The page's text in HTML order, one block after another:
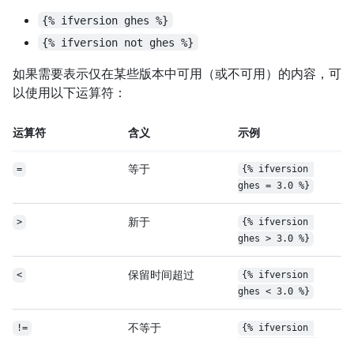
{% ifversion ghes %}
{% ifversion not ghes %}
如果需要表示仅在某些版本中可用（或不可用）的内容，可
以使用以下运算符：
运算符 含义 示例
= 等于
{% ifversion
ghes = 3.0 %}
> 新于
{% ifversion
ghes > 3.0 %}
< 保留时间超过
{% ifversion
ghes < 3.0 %}
!= 不等于
{% ifversion